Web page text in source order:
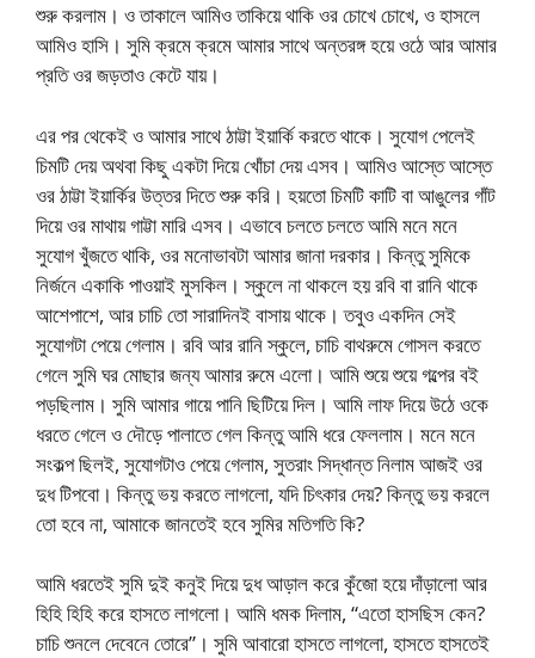
শুরু করলাম। ও তাকালে আমিও তাকিয়ে থাকি ওর চোখে চোখে, ও হাসলে
আমিও হাসি। সুমি ক্রমে ক্রমে আমার সাথে অন্তরঙ্গ হয়ে ওঠে আর আমার
প্রতি ওর জড়তাও কেটে যায়।
এর পর থেকেই ও আমার সাথে ঠাট্টা ইয়ার্কি করতে থাকে। সুযোগ পেলেই
চিমটি দেয় অথবা কিছু একটা দিয়ে খোঁচা দেয় এসব। আমিও আস্তে আস্তে
ওর ঠাট্টা ইয়ার্কির উত্তর দিতে শুরু করি। হয়তো চিমটি কাটি বা আঙুলের গাঁট
দিয়ে ওর মাথায় গাট্টা মারি এসব। এভাবে চলতে চলতে আমি মনে মনে
সুযোগ খুঁজতে থাকি, ওর মনোভাবটা আমার জানা দরকার। কিন্তু সুমিকে
নির্জনে একাকি পাওয়াই মুসকিল। স্কুলে না থাকলে হয় রবি বা রানি থাকে
আশেপাশে, আর চাচি তো সারাদিনই বাসায় থাকে। তবুও একদিন সেই
সুযোগটা পেয়ে গেলাম। রবি আর রানি স্কুলে, চাচি বাথরুমে গোসল করতে
গেলে সুমি ঘর মোছার জন্য আমার রুমে এলো। আমি শুয়ে শুয়ে গল্পের বই
পড়ছিলাম। সুমি আমার গায়ে পানি ছিটিয়ে দিল। আমি লাফ দিয়ে উঠে ওকে
ধরতে গেলে ও দৌড়ে পালাতে গেল কিন্তু আমি ধরে ফেললাম। মনে মনে
সংকল্প ছিলই, সুযোগটাও পেয়ে গেলাম, সুতরাং সিদ্ধান্ত নিলাম আজই ওর
দুধ টিপবো। কিন্তু ভয় করতে লাগলো, যদি চিৎকার দেয়? কিন্তু ভয় করলে
তো হবে না, আমাকে জানতেই হবে সুমির মতিগতি কি?
আমি ধরতেই সুমি দুই কনুই দিয়ে দুধ আড়াল করে কুঁজো হয়ে দাঁড়ালো আর
হিহি হিহি করে হাসতে লাগলো। আমি ধমক দিলাম, “এতো হাসছিস কেন?
চাচি শুনলে দেবেনে তোরে”। সুমি আবারো হাসতে লাগলো, হাসতে হাসতেই